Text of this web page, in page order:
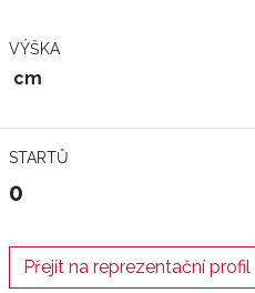
VÝŠKA
cm
STARTŮ
0
Přejít na reprezentační profil